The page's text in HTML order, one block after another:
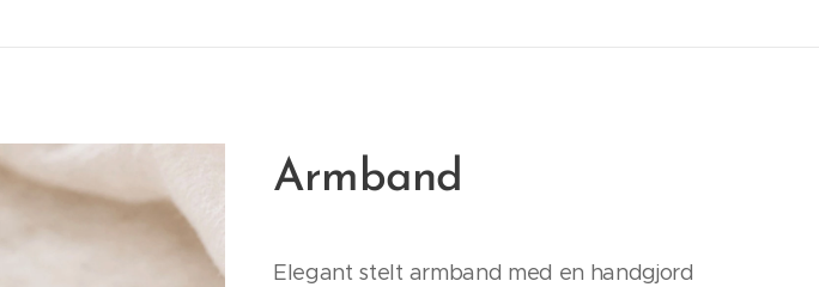
Armband
Elegant stelt armband med en handgjord